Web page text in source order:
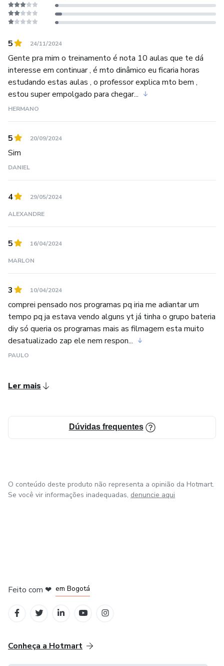
5 24/11/2024
Gente pra mim o treinamento é nota 10 aulas que te dá
interesse em continuar , é mto dinâmico eu ficaria horas
estudando estas aulas , o professor explica mto bem ,
estou super empolgado para chegar...
HERMANO
5 20/09/2024
Sim
DANIEL
4 29/05/2024
ALEXANDRE
5 16/04/2024
MARLON
3 10/04/2024
comprei pensado nos programas pq iria me adiantar um
tempo pq ja estava vendo alguns yt já tinha o grupo bateria
diy só queria os programas mais as filmagem esta muito
desatualizado zap ele nem respon...
PAULO
Ler mais
Dúvidas frequentes
O conteúdo deste produto não representa a opinião da Hotmart.
Se você vir informações inadequadas, denuncie aqui
Feito com ❤ em Bogotá
Conheça a Hotmart